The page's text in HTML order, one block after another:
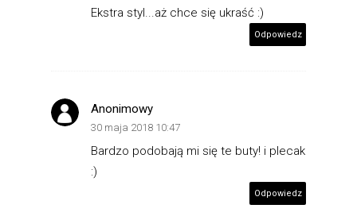
Ekstra styl...aż chce się ukraść :)
Odpowiedz
Anonimowy
30 maja 2018 10:47
Bardzo podobają mi się te buty! i plecak
:)
Odpowiedz